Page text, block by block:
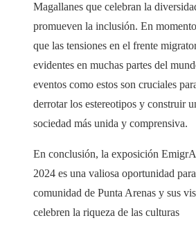
Magallanes que celebran la
promueven la inclusión. En
que las tensiones en el frente
evidentes en muchas partes del
eventos como estos son cruciales
derrotar los estereotipos y construir
sociedad más unida y comprensiva.
En conclusión, la exposición
2024 es una valiosa oportunidad
comunidad de Punta Arenas y sus
celebren la riqueza de las culturas